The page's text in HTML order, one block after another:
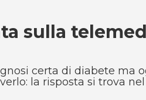
sulla
certa di diabete ma
la risposta si trova